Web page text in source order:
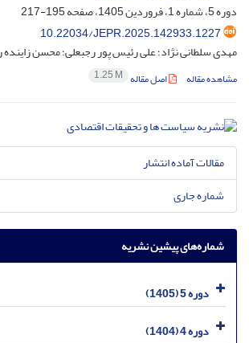
دوره 5، شماره 1، فروردین 1405، صفحه
195-217
10.22034/JEPR.2025.142933.1227
مهدی سلطانی نژاد؛ علی رئیس پور رجبعلی؛ محسن
مشاهده مقاله اصل مقاله 1.25 M
مقالات آماده انتشار
شماره جاری
شماره‌های پیشین نشریه
دوره 5 (1405)
دوره 4 (1404)